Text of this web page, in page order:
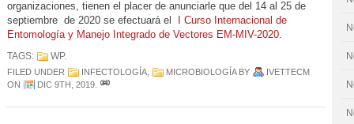
organizaciones, tienen el placer de anunciarle que del 14 al 25 de
septiembre de 2020 se efectuará el
I Curso Internacional de
Entomología y Manejo Integrado de Vectores EM-MIV-2020.
TAGS: WP.
FILED UNDER INFECTOLOGÍA MICROBIOLOGÍABY
IVETTECM
ON
DIC 9TH, 2019